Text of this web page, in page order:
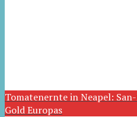
Tomatenernte in Neapel:
Gold Europas